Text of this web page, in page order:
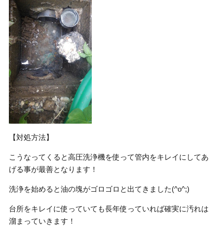
【対処方法】
こうなってくると高圧洗浄機を使って管内をキレイにしてあ
げる事が最善となります！
洗浄を始めると油の塊がゴロゴロと出てきました(^o^;)
台所をキレイに使っていても長年使っていれば確実に汚れは
溜まっていきます！